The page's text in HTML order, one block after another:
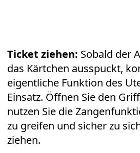
Ticket ziehen: Sobald der
das Kärtchen ausspuckt,
eigentliche Funktion des
Einsatz. Öffnen Sie den
nutzen Sie die
zu greifen und sicher zu
ziehen.